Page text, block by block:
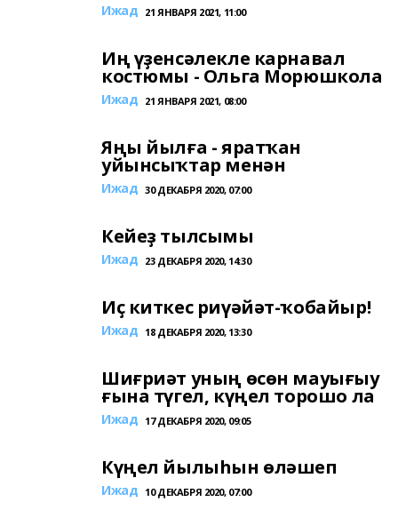
Ижад 21 ЯНВАРЯ 2021, 11:00
Иң үҙенсәлекле карнавал
костюмы - Ольга Морюшкола
Ижад 21 ЯНВАРЯ 2021, 08:00
Яңы йылға - яратҡан
уйынсыҡтар менән
Ижад 30 ДЕКАБРЯ 2020, 07:00
Кейеҙ тылсымы
Ижад 23 ДЕКАБРЯ 2020, 14:30
Иҫ киткес риүәйәт-ҡобайыр!
Ижад 18 ДЕКАБРЯ 2020, 13:30
Шиғриәт уның өсөн мауығыу
ғына түгел, күңел торошо ла
Ижад 17 ДЕКАБРЯ 2020, 09:05
Күңел йылыһын өләшеп
Ижад 10 ДЕКАБРЯ 2020, 07:00